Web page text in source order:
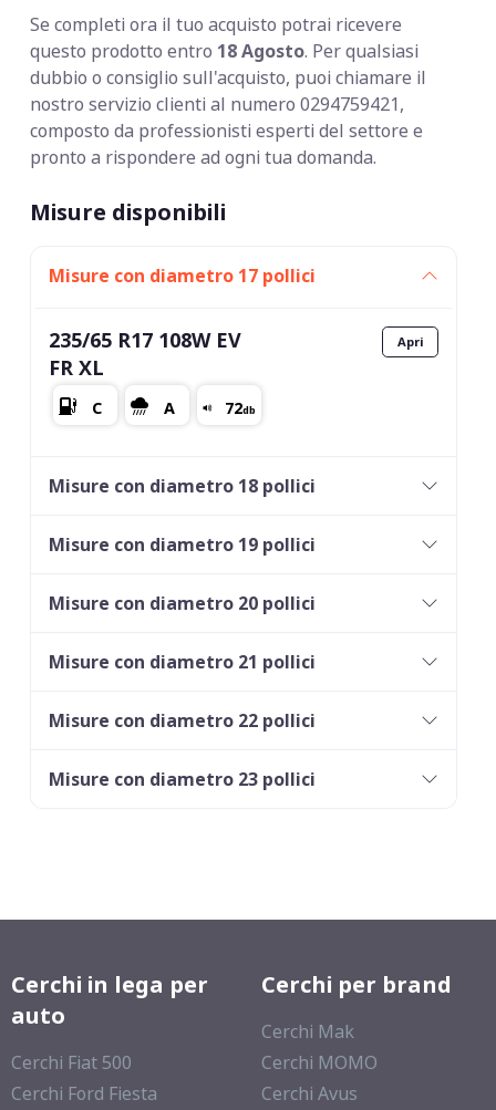
Se completi ora il tuo acquisto potrai ricevere
questo prodotto entro 18 Agosto. Per qualsiasi
dubbio o consiglio sull'acquisto, puoi chiamare il
nostro servizio clienti al numero 0294759421,
composto da professionisti esperti del settore e
pronto a rispondere ad ogni tua domanda.
Misure disponibili
Misure con diametro 17 pollici
235/65 R17 108W EV
FR XL
Misure con diametro 18 pollici
Misure con diametro 19 pollici
Misure con diametro 20 pollici
Misure con diametro 21 pollici
Misure con diametro 22 pollici
Misure con diametro 23 pollici
Cerchi in lega per
auto
Cerchi Fiat 500
Cerchi Ford Fiesta
Cerchi per brand
Cerchi Mak
Cerchi MOMO
Cerchi Avus